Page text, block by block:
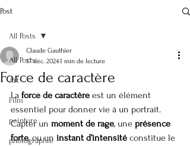
Post
All Posts
Art
Film
peinture
photographie
All Posts
Force de caractère
Claude Gauthier
17 déc. 20241 min de lecture
La force de caractère est un élément
essentiel pour donner vie à un portrait.
Capter un moment de rage, une présence
forte, ou un instant d’intensité constitue le